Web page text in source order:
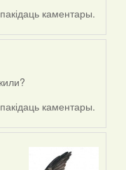
каментары.
каментары.